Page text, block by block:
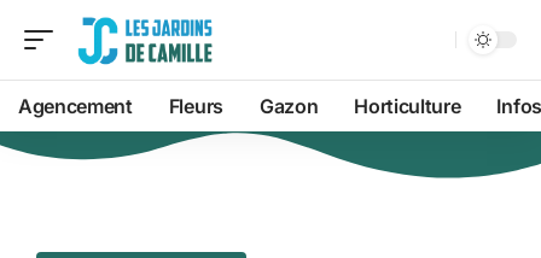
Agencement Fleurs Gazon Horticulture Infos